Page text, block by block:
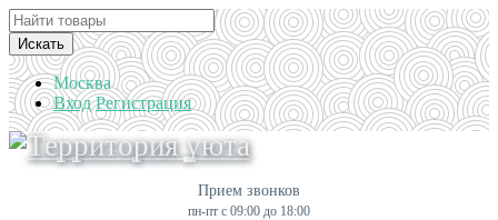
Искать
Москва
Вход Регистрация
Прием звонков
пн-пт с 09:00 до 18:00